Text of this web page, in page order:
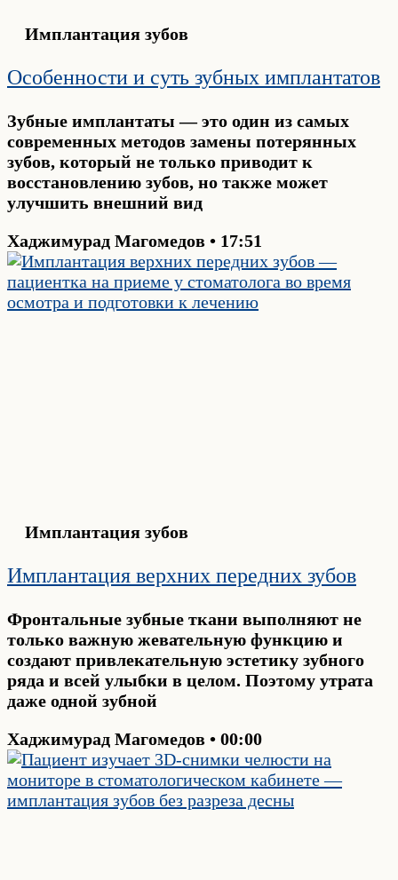
Имплантация зубов
Особенности и суть зубных имплантатов
Зубные имплантаты — это один из самых
современных методов замены потерянных
зубов, который не только приводит к
восстановлению зубов, но также может
улучшить внешний вид
Хаджимурад Магомедов
17:51
Имплантация зубов
Имплантация верхних передних зубов
Фронтальные зубные ткани выполняют не
только важную жевательную функцию и
создают привлекательную эстетику зубного
ряда и всей улыбки в целом. Поэтому утрата
даже одной зубной
Хаджимурад Магомедов
00:00